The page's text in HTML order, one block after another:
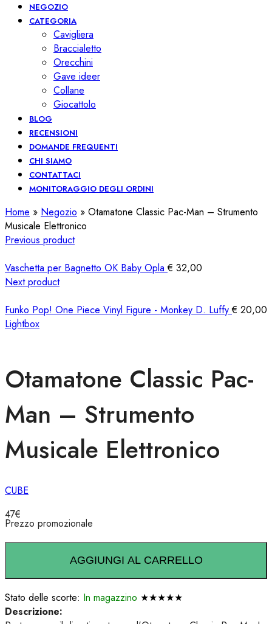
NEGOZIO
CATEGORIA
Cavigliera
Braccialetto
Orecchini
Gave ideer
Collane
Giocattolo
BLOG
RECENSIONI
DOMANDE FREQUENTI
CHI SIAMO
CONTATTACI
MONITORAGGIO DEGLI ORDINI
Home » Negozio » Otamatone Classic Pac-Man – Strumento
Musicale Elettronico
Previous product
Vaschetta per Bagnetto OK Baby Opla€ 32,00
Next product
Funko Pop! One Piece Vinyl Figure - Monkey D. Luffy€ 20,00
Lightbox
Otamatone Classic Pac-
Man – Strumento
Musicale Elettronico
CUBE
47€
Prezzo promozionale
AGGIUNGI AL CARRELLO
Stato delle scorte: In magazzino ★★★★★
Descrizione: